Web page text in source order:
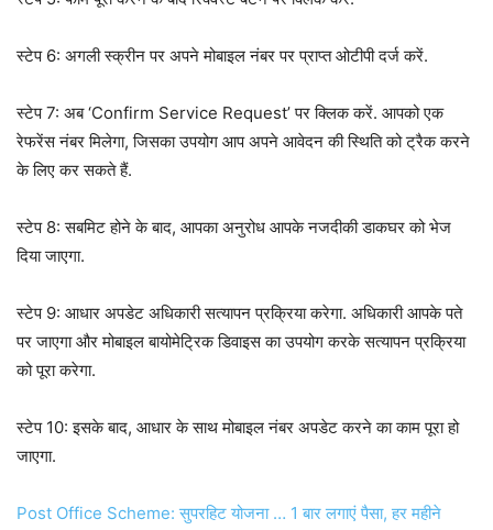
स्टेप 6: अगली स्क्रीन पर अपने मोबाइल नंबर पर प्राप्त ओटीपी दर्ज करें.
स्टेप 7: अब ‘Confirm Service Request’ पर क्लिक करें. आपको एक
रेफरेंस नंबर मिलेगा, जिसका उपयोग आप अपने आवेदन की स्थिति को ट्रैक करने
के लिए कर सकते हैं.
स्टेप 8: सबमिट होने के बाद, आपका अनुरोध आपके नजदीकी डाकघर को भेज
दिया जाएगा.
स्टेप 9: आधार अपडेट अधिकारी सत्यापन प्रक्रिया करेगा. अधिकारी आपके पते
पर जाएगा और मोबाइल बायोमेट्रिक डिवाइस का उपयोग करके सत्यापन प्रक्रिया
को पूरा करेगा.
स्टेप 10: इसके बाद, आधार के साथ मोबाइल नंबर अपडेट करने का काम पूरा हो
जाएगा.
Post Office Scheme: सुपरहिट योजना … 1 बार लगाएं पैसा, हर महीने